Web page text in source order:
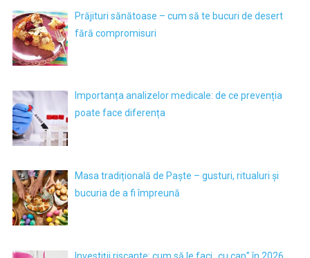
Prăjituri sănătoase – cum să te bucuri de desert
fără compromisuri
Importanța analizelor medicale: de ce prevenția
poate face diferența
Masa tradițională de Paște – gusturi, ritualuri și
bucuria de a fi împreună
Investiții riscante: cum să le faci „cu cap” în 2026